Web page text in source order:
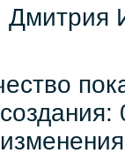
Дмитрия